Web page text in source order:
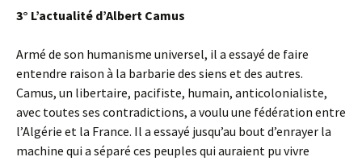
3° L’actualité d’Albert Camus
Armé de son humanisme universel, il a essayé de faire
entendre raison à la barbarie des siens et des autres.
Camus, un libertaire, pacifiste, humain, anticolonialiste,
avec toutes ses contradictions, a voulu une fédération entre
l’Algérie et la France. Il a essayé jusqu’au bout d’enrayer la
machine qui a séparé ces peuples qui auraient pu vivre